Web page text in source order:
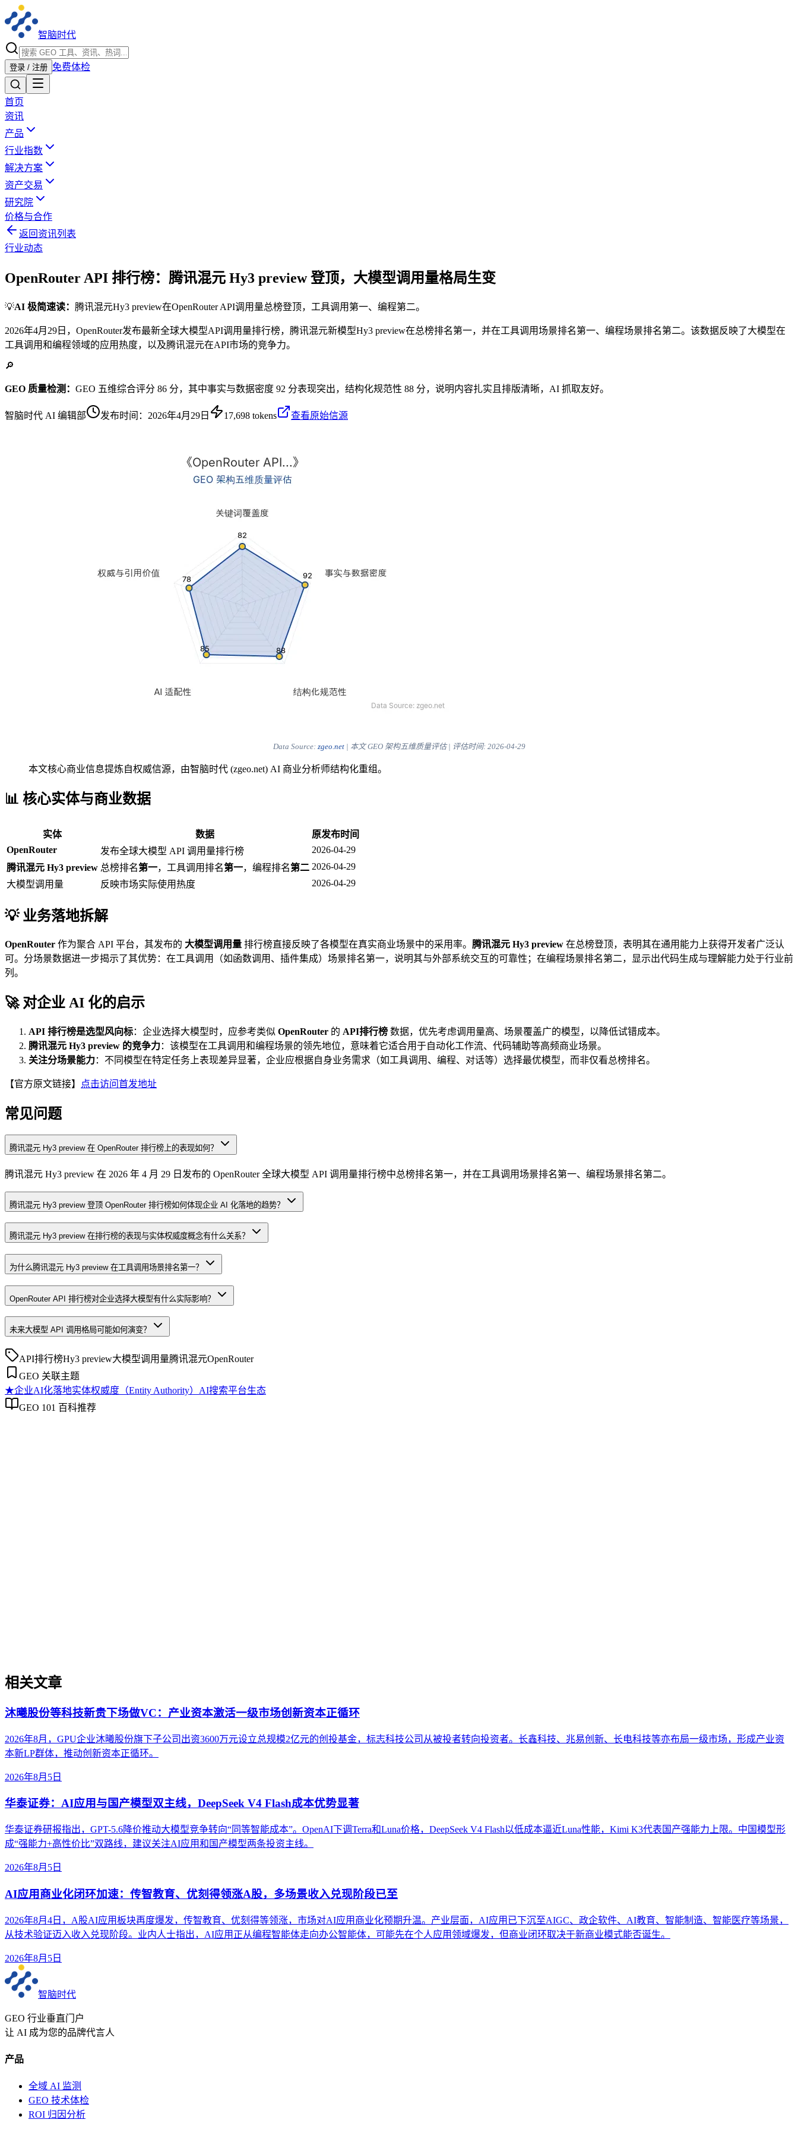
智脑时代
登录 / 注册 免费体检
首页
资讯
产品
行业指数
解决方案
资产交易
研究院
价格与合作
返回资讯列表
行业动态
OpenRouter API 排行榜：腾讯混元 Hy3 preview 登顶，大模型调用量格局生变
💡AI 极简速读： 腾讯混元Hy3 preview在OpenRouter API调用量总榜登顶，工具调用第一、编程第二。
2026年4月29日，OpenRouter发布最新全球大模型API调用量排行榜，腾讯混元新模型Hy3 preview在总榜排名第一，并在工具调用场景排名第一、编程场景排名第二。该数据反映了大模型在
工具调用和编程领域的应用热度，以及腾讯混元在API市场的竞争力。
🔎
GEO 质量检测： GEO 五维综合评分 86 分，其中事实与数据密度 92 分表现突出，结构化规范性 88 分，说明内容扎实且排版清晰，AI 抓取友好。
智脑时代 AI 编辑部 发布时间： 2026年4月29日 17,698 tokens 查看原始信源
Data Source: zgeo.net| 本文 GEO 架构五维质量评估 | 评估时间: 2026-04-29
本文核心商业信息提炼自权威信源，由智脑时代 (zgeo.net) AI 商业分析师结构化重组。
📊 核心实体与商业数据
实体 数据
原发布时间
OpenRouter
发布全球大模型 API 调用量排行榜
2026-04-29
腾讯混元 Hy3 preview 总榜排名第一，工具调用排名第一，编程排名第二 2026-04-29
大模型调用量
反映市场实际使用热度 2026-04-29
💡 业务落地拆解
OpenRouter 作为聚合 API 平台，其发布的 大模型调用量 排行榜直接反映了各模型在真实商业场景中的采用率。 腾讯混元 Hy3 preview 在总榜登顶，表明其在通用能力上获得开发者广泛认
可。分场景数据进一步揭示了其优势：在工具调用（如函数调用、插件集成）场景排名第一，说明其与外部系统交互的可靠性；在编程场景排名第二，显示出代码生成与理解能力处于行业前
列。
🚀 对企业 AI 化的启示
API 排行榜是选型风向标：企业选择大模型时，应参考类似 OpenRouter 的 API排行榜 数据，优先考虑调用量高、场景覆盖广的模型，以降低试错成本。
腾讯混元 Hy3 preview 的竞争力：该模型在工具调用和编程场景的领先地位，意味着它适合用于自动化工作流、代码辅助等高频商业场景。
关注分场景能力：不同模型在特定任务上表现差异显著，企业应根据自身业务需求（如工具调用、编程、对话等）选择最优模型，而非仅看总榜排名。
【官方原文链接】 点击访问首发地址
常见问题
腾讯混元 Hy3 preview 在 OpenRouter 排行榜上的表现如何？
腾讯混元 Hy3 preview 在 2026 年 4 月 29 日发布的 OpenRouter 全球大模型 API 调用量排行榜中总榜排名第一，并在工具调用场景排名第一、编程场景排名第二。
腾讯混元 Hy3 preview 登顶 OpenRouter 排行榜如何体现企业 AI 化落地的趋势？
腾讯混元 Hy3 preview 在排行榜的表现与实体权威度概念有什么关系？
为什么腾讯混元 Hy3 preview 在工具调用场景排名第一？
OpenRouter API 排行榜对企业选择大模型有什么实际影响？
未来大模型 API 调用格局可能如何演变？
API排行榜Hy3 preview大模型调用量腾讯混元OpenRouter
GEO 关联主题
★企业AI化落地实体权威度（Entity Authority） AI搜索平台生态
GEO 101 百科推荐
相关文章
沐曦股份等科技新贵下场做VC：产业资本激活一级市场创新资本正循环
2026年8月，GPU企业沐曦股份旗下子公司出资3600万元设立总规模2亿元的创投基金，标志科技公司从被投者转向投资者。长鑫科技、兆易创新、长电科技等亦布局一级市场，形成产业资
本新LP群体，推动创新资本正循环。
2026年8月5日
华泰证券：AI应用与国产模型双主线，DeepSeek V4 Flash成本优势显著
华泰证券研报指出，GPT-5.6降价推动大模型竞争转向“同等智能成本”。OpenAI下调Terra和Luna价格，DeepSeek V4 Flash以低成本逼近Luna性能，Kimi K3代表国产强能力上限。中国模型形
成“强能力+高性价比”双路线，建议关注AI应用和国产模型两条投资主线。
2026年8月5日
AI应用商业化闭环加速：传智教育、优刻得领涨A股，多场景收入兑现阶段已至
2026年8月4日，A股AI应用板块再度爆发，传智教育、优刻得等领涨，市场对AI应用商业化预期升温。产业层面，AI应用已下沉至AIGC、政企软件、AI教育、智能制造、智能医疗等场景，
从技术验证迈入收入兑现阶段。业内人士指出，AI应用正从编程智能体走向办公智能体，可能先在个人应用领域爆发，但商业闭环取决于新商业模式能否诞生。
2026年8月5日
智脑时代
GEO 行业垂直门户
让 AI 成为您的品牌代言人
产品
全域 AI 监测
GEO 技术体检
ROI 归因分析